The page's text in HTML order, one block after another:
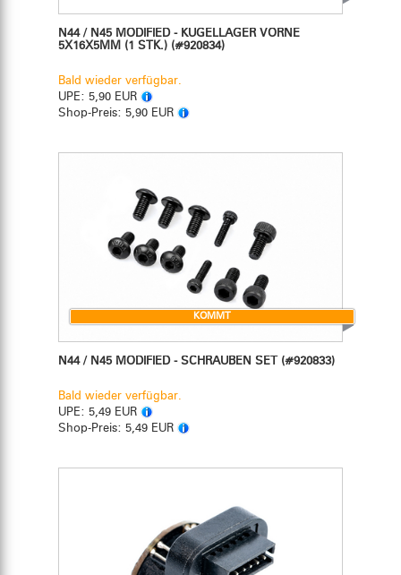
N44 / N45 MODIFIED - KUGELLAGER VORNE
5X16X5MM (1 STK.) (#920834)
Bald wieder verfügbar.
UPE: 5,90 EUR
Shop-Preis: 5,90 EUR
KOMMT
N44 / N45 MODIFIED - SCHRAUBEN SET (#920833)
Bald wieder verfügbar.
UPE: 5,49 EUR
Shop-Preis: 5,49 EUR